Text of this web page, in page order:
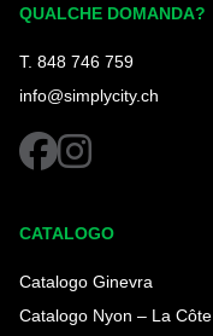
QUALCHE DOMANDA?
T. 848 746 759
info@simplycity.ch
facebookinstagram
CATALOGO
Catalogo Ginevra
Catalogo Nyon – La Côte